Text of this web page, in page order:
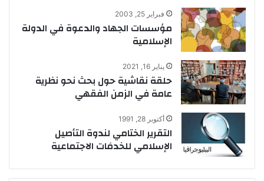
فبراير 25, 2003
مؤسسات الجهاد والدعوة في الدولة
الإسلامية
يناير 16, 2021
حلقة نقاشية حول بحث نحو نظرية
عامة في الزمن الفقهي
أكتوبر 28, 1991
التقرير الختامي لندوة التأصيل
الإسلامي للخدمَات الاجتماعية